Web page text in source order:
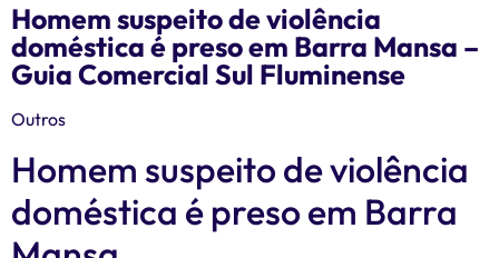
Homem suspeito de violência
doméstica é preso em Barra Mansa –
Guia Comercial Sul Fluminense
Outros
Homem suspeito de violência
doméstica é preso em Barra